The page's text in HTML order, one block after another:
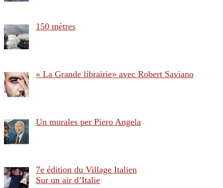
150 mètres
« La Grande librairie» avec Robert Saviano
Un murales per Piero Angela
7e édition du Village Italien
Sur un air d’Italie